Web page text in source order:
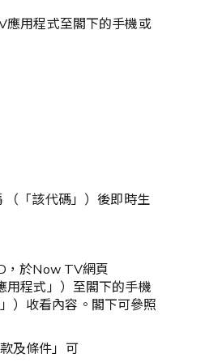
用程式至閣下的手機或
「該代碼」）後即時生
，於Now TV網頁
程式」）至閣下的手機
）收看內容。閣下可參照
及條件」可